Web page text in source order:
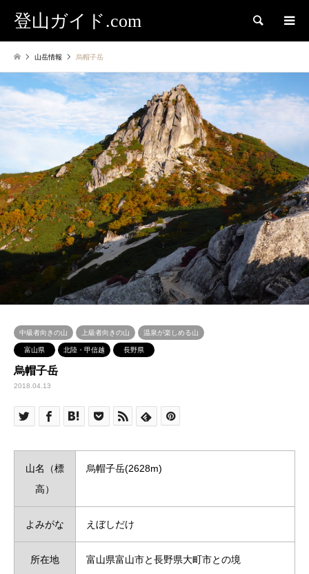
登山ガイド.com 検索
山岳情報 烏帽子岳
中級者向きの山 上級者向きの山 温泉が楽しめる山
富山県 北陸・甲信越 長野県
烏帽子岳
2018.04.13
山名（標
高）
烏帽子岳(2628m)
よみがな えぼしだけ
所在地 富山県富山市と長野県大町市との境